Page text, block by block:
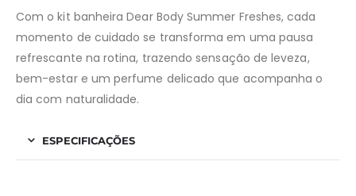
Com o kit banheira Dear Body Summer Freshes, cada
momento de cuidado se transforma em uma pausa
refrescante na rotina, trazendo sensação de leveza,
bem-estar e um perfume delicado que acompanha o
dia com naturalidade.
ESPECIFICAÇÕES